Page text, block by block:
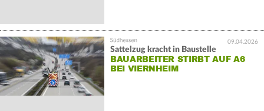
09.04.2026
Sattelzug kracht in Baustelle
BAUARBEITER STIRBT AUF A6
BEI VIERNHEIM